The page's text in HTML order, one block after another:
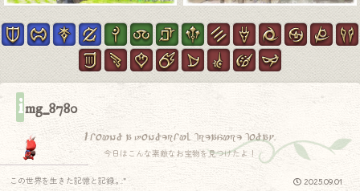
img_8780
I found a wonderful treasure today.
今日はこんな素敵なお宝物を見つけたよ！
2025.09.01
この世界を生きた記憶と記録.｡.:*